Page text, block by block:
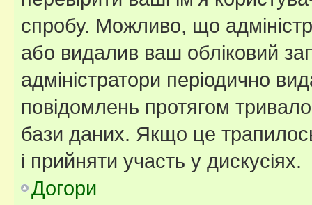
спробу. Можливо, що
або видалив ваш обліковий
адміністратори періодично
повідомлень протягом
бази даних. Якщо це
і прийняти участь у дискусіях.
Догори